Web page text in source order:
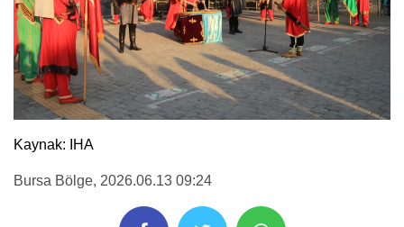
Kaynak: IHA
Bursa Bölge, 2026.06.13 09:24